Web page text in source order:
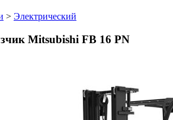
> Электрический
Mitsubishi FB 16 PN